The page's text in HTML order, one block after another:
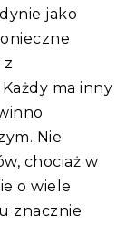
jako
z
ma inny
Nie
chociaż w
o wiele
znacznie